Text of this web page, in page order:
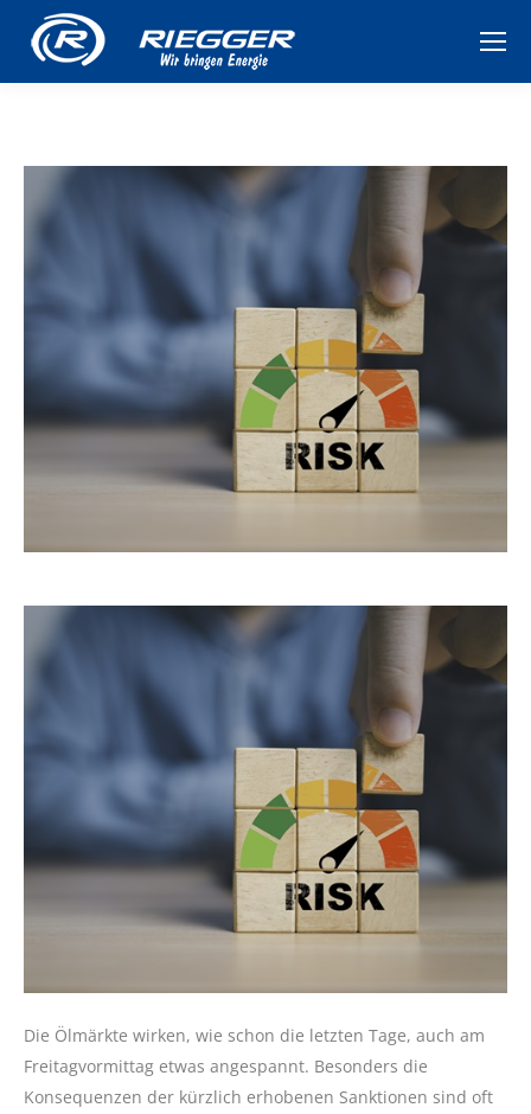
Die Ölmärkte wirken, wie schon die letzten Tage, auch am
Freitagvormittag etwas angespannt. Besonders die
Konsequenzen der kürzlich erhobenen Sanktionen sind oft